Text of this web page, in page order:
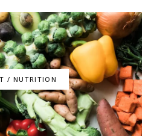
/ NUTRITION